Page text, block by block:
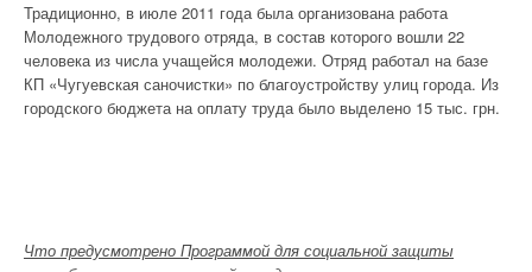
Традиционно, в июле 2011 года была организована работа
Молодежного трудового отряда, в состав которого вошли 22
человека из числа учащейся молодежи. Отряд работал на базе
КП «Чугуевская саночистки» по благоустройству улиц города. Из
городского бюджета на оплату труда было выделено 15 тыс. грн.
Что предусмотрено Программой для социальной защиты